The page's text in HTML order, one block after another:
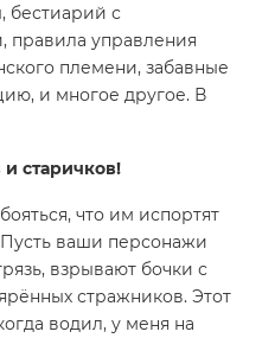
бестиарий с
правила управления
племени, забавные
и многое другое. В
старичков!
что им испортят
Пусть ваши персонажи
взрывают бочки с
стражников. Этот
водил, у меня на